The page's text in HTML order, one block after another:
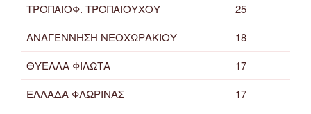
ΤΡΟΠΑΙΟΦ. ΤΡΟΠΑΙΟΥΧΟΥ
25
ΑΝΑΓΕΝΝΗΣΗ ΝΕΟΧΩΡΑΚΙΟΥ
18
ΘΥΕΛΛΑ ΦΙΛΩΤΑ
17
ΕΛΛΑΔΑ ΦΛΩΡΙΝΑΣ
17